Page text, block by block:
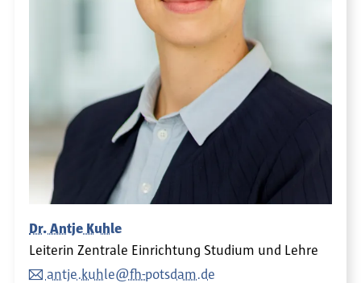
Dr. Antje Kuhle
Leiterin Zentrale Einrichtung Studium und Lehre
antje.kuhle@fh-potsdam.de